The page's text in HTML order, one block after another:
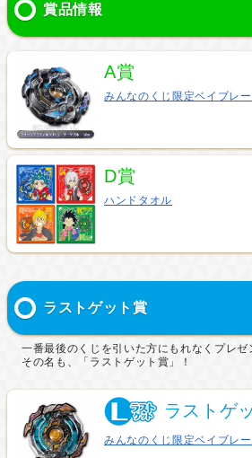
賞品情報
A賞
みんなのくじ限定ベイブレー
D賞
ハンドタオル
ラストゲット賞
一番最後のくじを引いた方にもれなくプレゼ
その名も、「ラストゲット賞」！
ラストゲ
みんなのくじ限定ベイブレ